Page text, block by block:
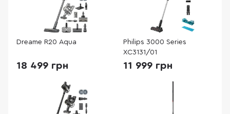
Dreame R20 Aqua
18 499 грн
Philips 3000 Series
XC3131/01
11 999 грн